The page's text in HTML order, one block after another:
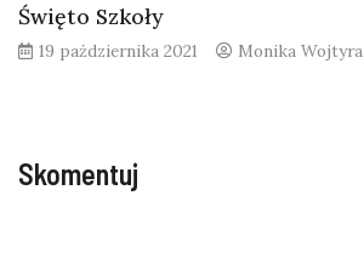
Święto Szkoły
19 października 2021 Monika Wojtyra
Skomentuj